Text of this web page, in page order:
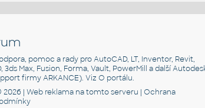
pomoc a rady pro AutoCAD, LT, Inventor, Revit,
3ds Max, Fusion, Forma, Vault, PowerMill a další
firmy ARKANCE). VizO portálu.
2026 |Web reklama na tomto serveru |Ochrana